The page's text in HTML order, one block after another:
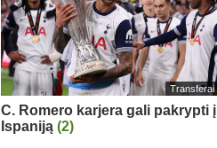
Transferai
C. Romero karjera gali pakrypti į
Ispaniją (2)